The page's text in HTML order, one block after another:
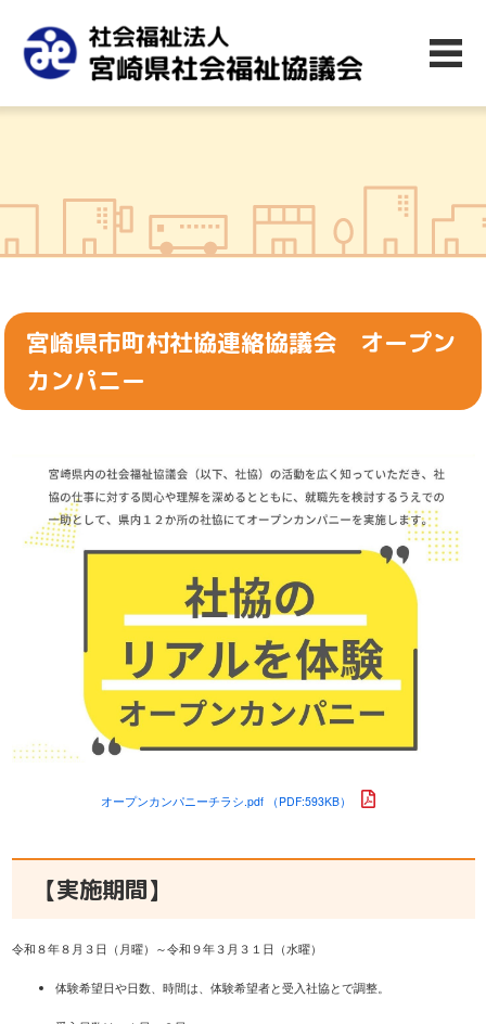
宮崎県市町村社協連絡協議会 オープン
カンパニー
オープンカンパニーチラシ.pdf （PDF:593KB）
【実施期間】
令和８年８月３日（月曜）～令和９年３月３１日（水曜）
体験希望日や日数、時間は、体験希望者と受入社協とで調整。